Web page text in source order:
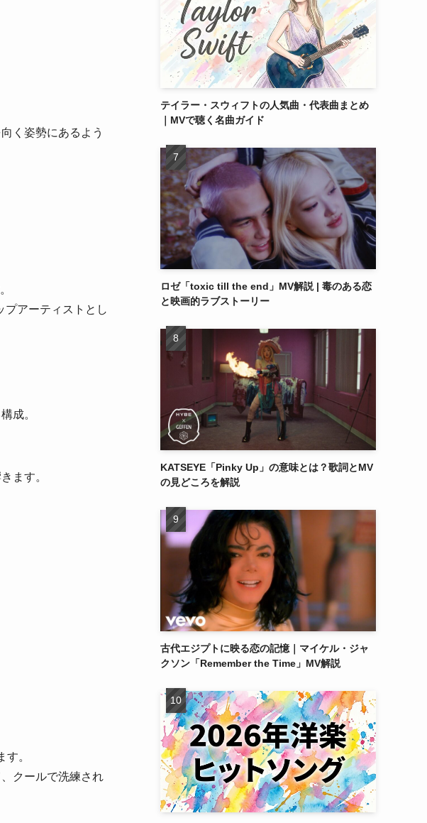
く姿勢にあるよう
プアーティストとし
成。
ます。
。
クールで洗練され
テイラー・スウィフトの人気曲・代表曲まとめ
｜MVで聴く名曲ガイド
ロゼ「toxic till the end」MV解説 | 毒のある恋
と映画的ラブストーリー
KATSEYE「Pinky Up」の意味とは？歌詞とMV
の見どころを解説
古代エジプトに映る恋の記憶｜マイケル・ジャ
クソン「Remember the Time」MV解説